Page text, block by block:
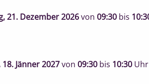
21. Dezember 2026von 09:30 bis
Jänner 2027von 09:30 bis 10:30 Uhr